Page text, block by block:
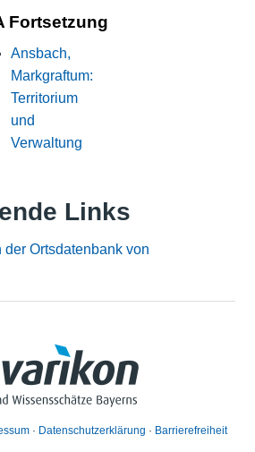
Fortsetzung
Ansbach,
Markgraftum:
Territorium
und
Verwaltung
Links
Ortsdatenbank von
Datenschutzerklärung Barrierefreiheit